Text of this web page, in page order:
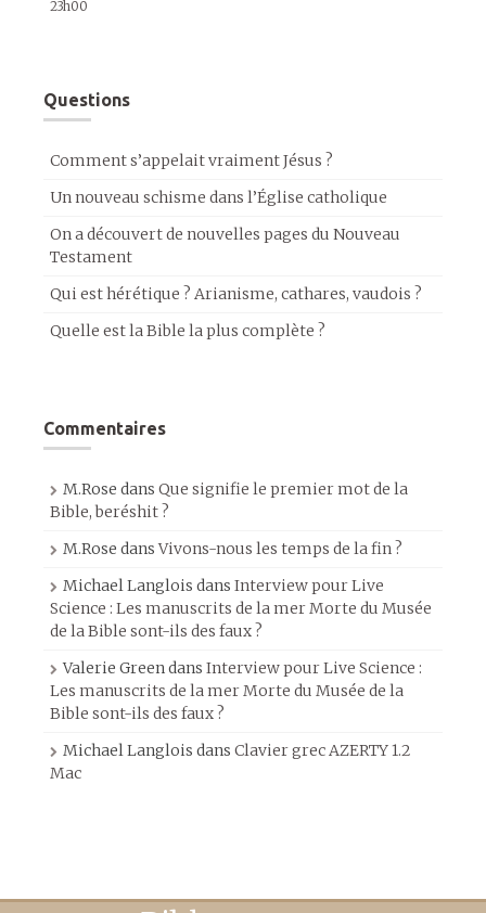
23h00
Questions
Comment s’appelait vraiment Jésus ?
Un nouveau schisme dans l’Église catholique
On a découvert de nouvelles pages du Nouveau
Testament
Qui est hérétique ? Arianisme, cathares, vaudois ?
Quelle est la Bible la plus complète ?
Commentaires
M.Rose dans Que signifie le premier mot de la
Bible, beréshit ?
M.Rose dansVivons-nous les temps de la fin ?
Michael Langlois dans Interview pour Live
Science : Les manuscrits de la mer Morte du Musée
de la Bible sont-ils des faux ?
Valerie Greendans Interview pour Live Science :
Les manuscrits de la mer Morte du Musée de la
Bible sont-ils des faux ?
Michael Langlois dans Clavier grec AZERTY 1.2
Mac